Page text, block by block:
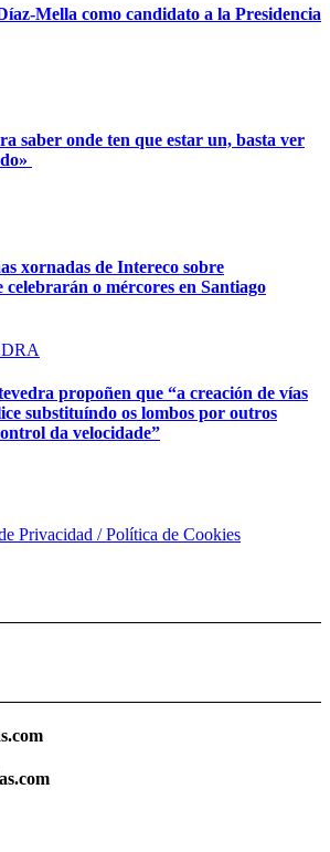
Mella como candidato a la Presidencia
saber onde ten que estar un, basta ver
xornadas de Intereco sobre
celebrarán o mércores en Santiago
propoñen que “a creación de vías
substituíndo os lombos por outros
da velocidade”
Privacidad / Política de Cookies